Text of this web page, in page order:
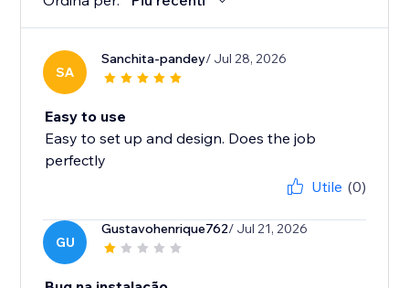
SA
Sanchita-pandey/ Jul 28, 2026
Easy to use
Easy to set up and design. Does the job
perfectly
Utile (0)
GU
Gustavohenrique762/ Jul 21, 2026